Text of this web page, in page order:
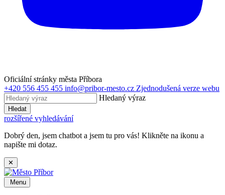
Oficiální stránky města Příbora
+420 556 455 455 info@pribor-mesto.cz Zjednodušená verze webu
Hledaný výraz
Hledat
rozšířené vyhledávání
Dobrý den, jsem chatbot a jsem tu pro vás! Klikněte na ikonu a
napište mi dotaz.
✕
Menu